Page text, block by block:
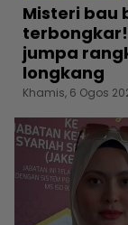
Misteri bau
jumpa
longkang
Khamis, 6 Ogos